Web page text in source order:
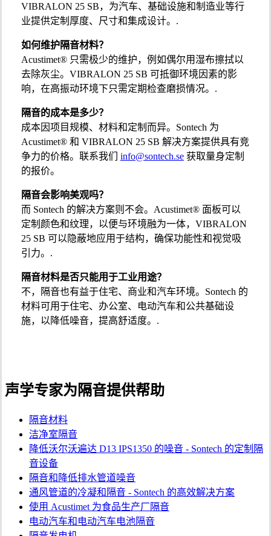
VIBRALON 25 SB，为汽车、基础设施和制造业等行
业提供定制厚度、尺寸和集成设计。.
如何维护隔音材料？
Acustimet® 只需极少的维护，例如偶尔用湿布擦拭以
去除灰尘。VIBRALON 25 SB 可抵御环境因素的影
响，在高振动环境下只需定期检查磨损情况。.
隔音的成本是多少？
成本因项目规模、材料和定制而异。Sontech 为
Acustimet® 和 VIBRALON 25 SB 解决方案提供具有竞
争力的价格。联系我们 info@sontech.se获取量身定制
的报价。
隔音会影响美观吗？
而 Sontech 的解决方案则不会。Acustimet® 面板可以
定制颜色和纹理，以便与环境融为一体，VIBRALON
25 SB 可以隐蔽地应用于结构，确保功能性和视觉吸
引力。.
隔音材料是否只能用于工业用途？
不，隔音也有益于住宅、商业和汽车环境。Sontech 的
材料可用于住宅、办公室、电动汽车和公共基础设
施，以降低噪音，提高舒适度。.
声学专家为隔音提供帮助
隔音材料
洁净室隔音
降低沃尔沃遍达 D13 IPS1350 的噪音 - Sontech 的定制隔
音设备
隔音和降低排水管道噪音
通风管道的冷凝和隔音 - Sontech 的高效解决方案
使用 Acustimet 为食品生产厂隔音
电动汽车和电动汽车电池隔音